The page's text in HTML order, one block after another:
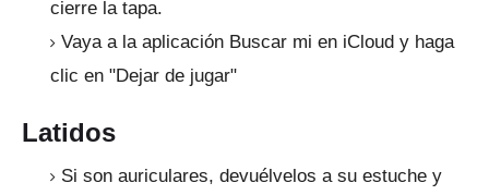
cierre la tapa.
Vaya a la aplicación Buscar mi en iCloud y haga
clic en "Dejar de jugar"
Latidos
Si son auriculares, devuélvelos a su estuche y